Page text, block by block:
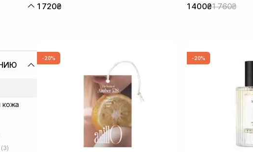
кожа
(3)
1 720₴ 1 400₴1 760₴
-20% -20%